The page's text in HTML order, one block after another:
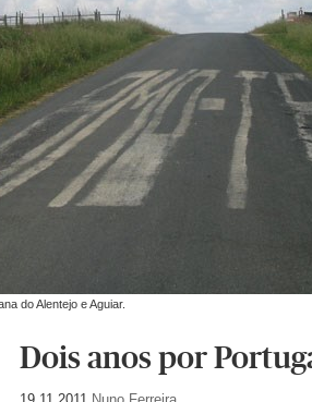
do Alentejo e Aguiar.
Dois anos por